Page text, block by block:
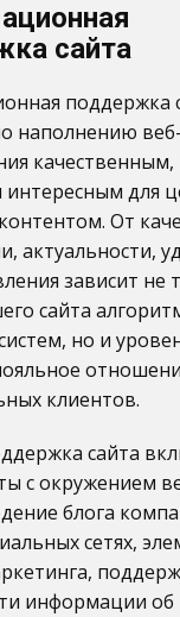
сайта
поддержка
наполнению
качественным,
для
От
актуальности,
зависит не
сайта
но и
клиентов.
сайта
с окружением
блога
сетях,
информации об